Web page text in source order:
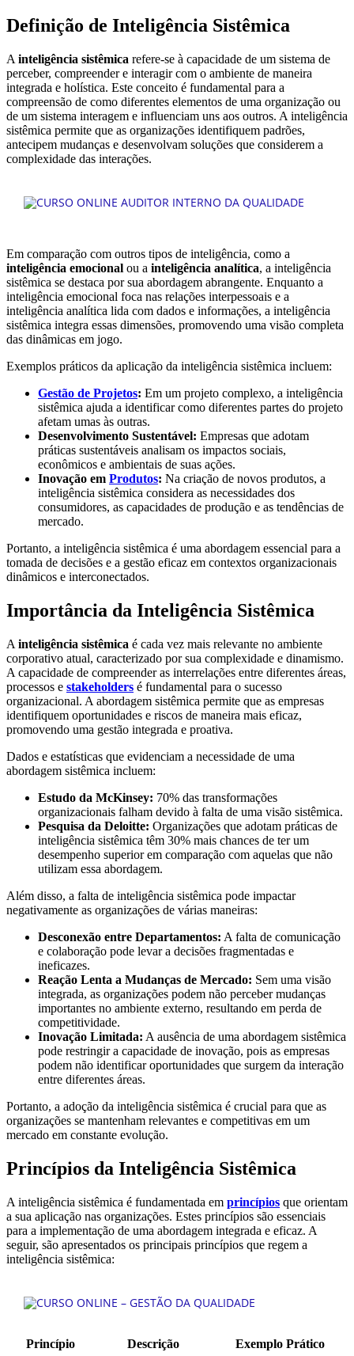
Definição de Inteligência Sistêmica
A inteligência sistêmica refere-se à capacidade de um sistema de
perceber, compreender e interagir com o ambiente de maneira
integrada e holística. Este conceito é fundamental para a
compreensão de como diferentes elementos de uma organização ou
de um sistema interagem e influenciam uns aos outros. A inteligência
sistêmica permite que as organizações identifiquem padrões,
antecipem mudanças e desenvolvam soluções que considerem a
complexidade das interações.
Em comparação com outros tipos de inteligência, como a
inteligência emocional ou a inteligência analítica, a inteligência
sistêmica se destaca por sua abordagem abrangente. Enquanto a
inteligência emocional foca nas relações interpessoais e a
inteligência analítica lida com dados e informações, a inteligência
sistêmica integra essas dimensões, promovendo uma visão completa
das dinâmicas em jogo.
Exemplos práticos da aplicação da inteligência sistêmica incluem:
Gestão de Projetos: Em um projeto complexo, a inteligência
sistêmica ajuda a identificar como diferentes partes do projeto
afetam umas às outras.
Desenvolvimento Sustentável: Empresas que adotam
práticas sustentáveis analisam os impactos sociais,
econômicos e ambientais de suas ações.
Inovação em Produtos: Na criação de novos produtos, a
inteligência sistêmica considera as necessidades dos
consumidores, as capacidades de produção e as tendências de
mercado.
Portanto, a inteligência sistêmica é uma abordagem essencial para a
tomada de decisões e a gestão eficaz em contextos organizacionais
dinâmicos e interconectados.
Importância da Inteligência Sistêmica
A inteligência sistêmica é cada vez mais relevante no ambiente
corporativo atual, caracterizado por sua complexidade e dinamismo.
A capacidade de compreender as interrelações entre diferentes áreas,
processos e stakeholders é fundamental para o sucesso
organizacional. A abordagem sistêmica permite que as empresas
identifiquem oportunidades e riscos de maneira mais eficaz,
promovendo uma gestão integrada e proativa.
Dados e estatísticas que evidenciam a necessidade de uma
abordagem sistêmica incluem:
Estudo da McKinsey: 70% das transformações
organizacionais falham devido à falta de uma visão sistêmica.
Pesquisa da Deloitte: Organizações que adotam práticas de
inteligência sistêmica têm 30% mais chances de ter um
desempenho superior em comparação com aquelas que não
utilizam essa abordagem.
Além disso, a falta de inteligência sistêmica pode impactar
negativamente as organizações de várias maneiras:
Desconexão entre Departamentos: A falta de comunicação
e colaboração pode levar a decisões fragmentadas e
ineficazes.
Reação Lenta a Mudanças de Mercado: Sem uma visão
integrada, as organizações podem não perceber mudanças
importantes no ambiente externo, resultando em perda de
competitividade.
Inovação Limitada: A ausência de uma abordagem sistêmica
pode restringir a capacidade de inovação, pois as empresas
podem não identificar oportunidades que surgem da interação
entre diferentes áreas.
Portanto, a adoção da inteligência sistêmica é crucial para que as
organizações se mantenham relevantes e competitivas em um
mercado em constante evolução.
Princípios da Inteligência Sistêmica
A inteligência sistêmica é fundamentada em princípios que orientam
a sua aplicação nas organizações. Estes princípios são essenciais
para a implementação de uma abordagem integrada e eficaz. A
seguir, são apresentados os principais princípios que regem a
inteligência sistêmica:
Princípio Descrição
Exemplo Prático